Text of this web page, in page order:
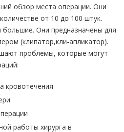
обзор места операции. Они
от 10 до 100 штук.
большие. Они предназначены для
(клипатор,кли-апликатор).
проблемы, которые могут
кровотечения
работы хирурга в